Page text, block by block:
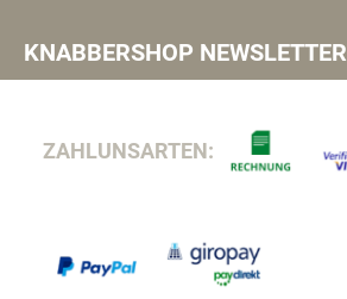
KNABBERSHOP NEWSLETTER
ZAHLUNSARTEN: